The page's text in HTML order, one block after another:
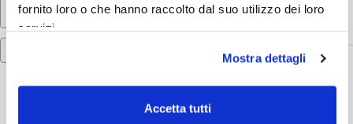
fornito loro o che hanno raccolto dal suo utilizzo dei loro
servizi.
Mostra dettagli
Accetta tutti
5
Recensione verificata
Prodotti di prima qualità